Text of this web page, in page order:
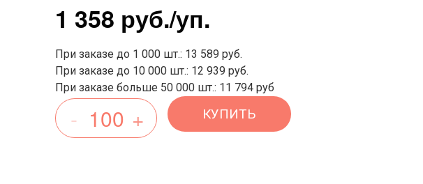
1 358 руб./уп.
При заказе до 1 000 шт.: 13 589 руб.
При заказе до 10 000 шт.: 12 939 руб.
При заказе больше 50 000 шт.: 11 794 руб
КУПИТЬ